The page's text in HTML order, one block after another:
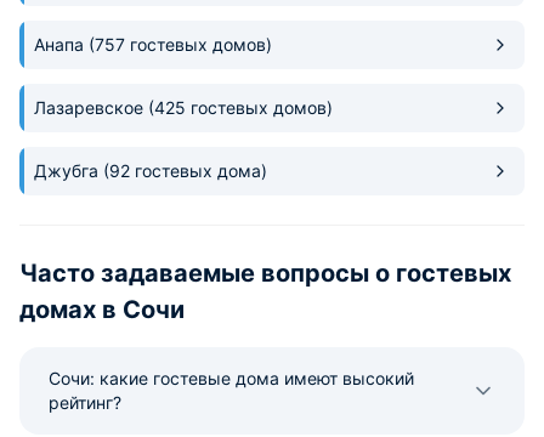
Анапа (757 гостевых домов)
Лазаревское (425 гостевых домов)
Джубга (92 гостевых дома)
Часто задаваемые вопросы о гостевых
домах в Сочи
Сочи: какие гостевые дома имеют высокий
рейтинг?